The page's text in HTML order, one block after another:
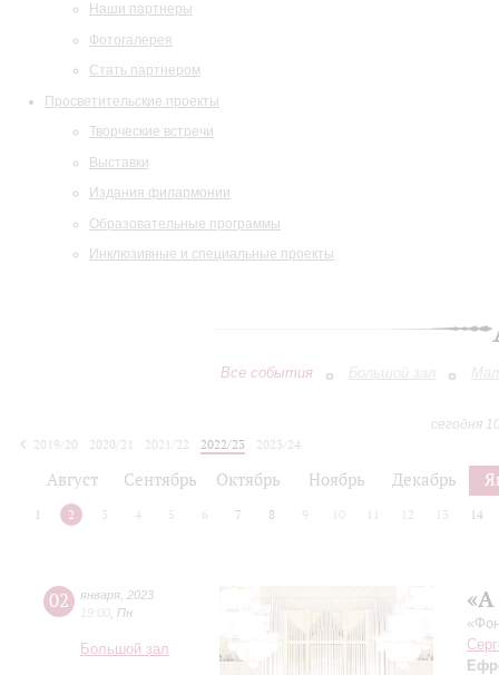
Наши партнеры
Фотогалерея
Стать партнером
Просветительские проекты
Творческие встречи
Выставки
Издания филармонии
Образовательные программы
Инклюзивные и специальные проекты
Все события Большой зал
сегодня
2019/20
2020/21 2021/22 2022/23
2023/24
Август Сентябрь Октябрь Ноябрь Декабрь
1 2 3 4 5 6 7 8 9 10 12 13 14
02 января 2023
19:00 Пн
Большой зал
«А